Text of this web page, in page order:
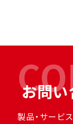
お問
製品・サービ